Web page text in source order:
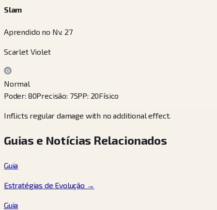
Slam
Aprendido no Nv. 27
Scarlet Violet
Normal
Poder: 80Precisão: 75PP: 20Físico
Inflicts regular damage with no additional effect.
Guias e Notícias Relacionados
Guia
Estratégias de Evolução →
Guia